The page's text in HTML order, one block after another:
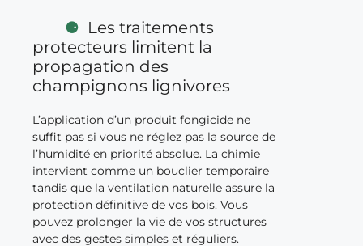
Les traitements
protecteurs limitent la
propagation des
champignons lignivores
L’application d’un produit fongicide ne
suffit pas si vous ne réglez pas la source de
l’humidité en priorité absolue. La chimie
intervient comme un bouclier temporaire
tandis que la ventilation naturelle assure la
protection définitive de vos bois. Vous
pouvez prolonger la vie de vos structures
avec des gestes simples et réguliers.